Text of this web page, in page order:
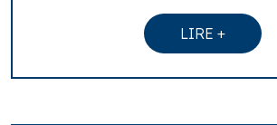
LIRE +